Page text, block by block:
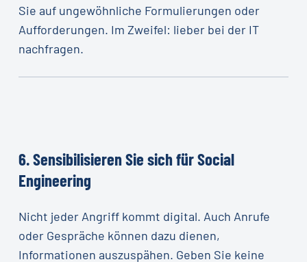
Sie auf ungewöhnliche Formulierungen oder
Aufforderungen. Im Zweifel: lieber bei der IT
nachfragen.
6.SensibilisierenSie sichfürSocial
Engineering
Nicht jeder Angriff kommt digital. Auch Anrufe
oder Gespräche können dazu dienen,
Informationen auszuspähen. Geben Sie keine